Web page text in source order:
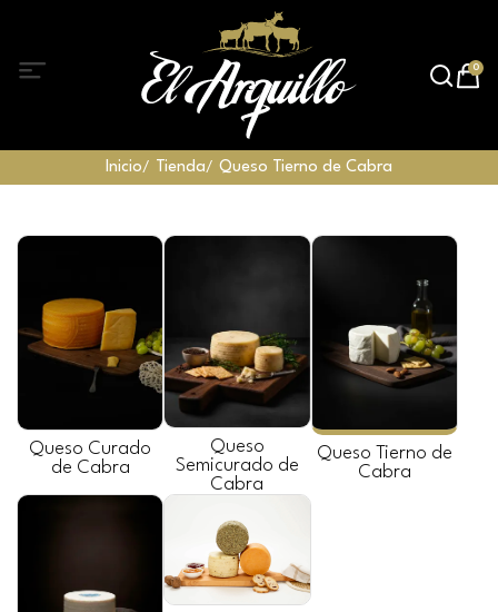
0
Inicio Tienda Queso Tierno de Cabra
Queso Curado
de Cabra
Queso
Semicurado de
Cabra
Queso Tierno de
Cabra